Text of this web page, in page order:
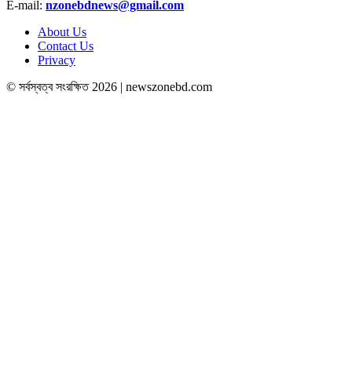
E-mail: nzonebdnews@gmail.com
About Us
Contact Us
Privacy
© সর্বস্বত্ব সংরক্ষিত 2026 | newszonebd.com